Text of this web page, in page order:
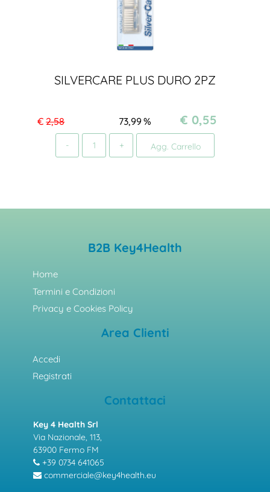
SILVERCARE PLUS DURO 2PZ
€ 2,58 %
73,99 € 0,55
Agg. Carrello
B2B Key4Health
Home
Termini e Condizioni
Privacy e Cookies Policy
Area Clienti
Accedi
Registrati
Contattaci
Key 4 Health Srl
Via Nazionale, 113,
63900 Fermo FM
+39 0734 641065
commerciale@key4health.eu